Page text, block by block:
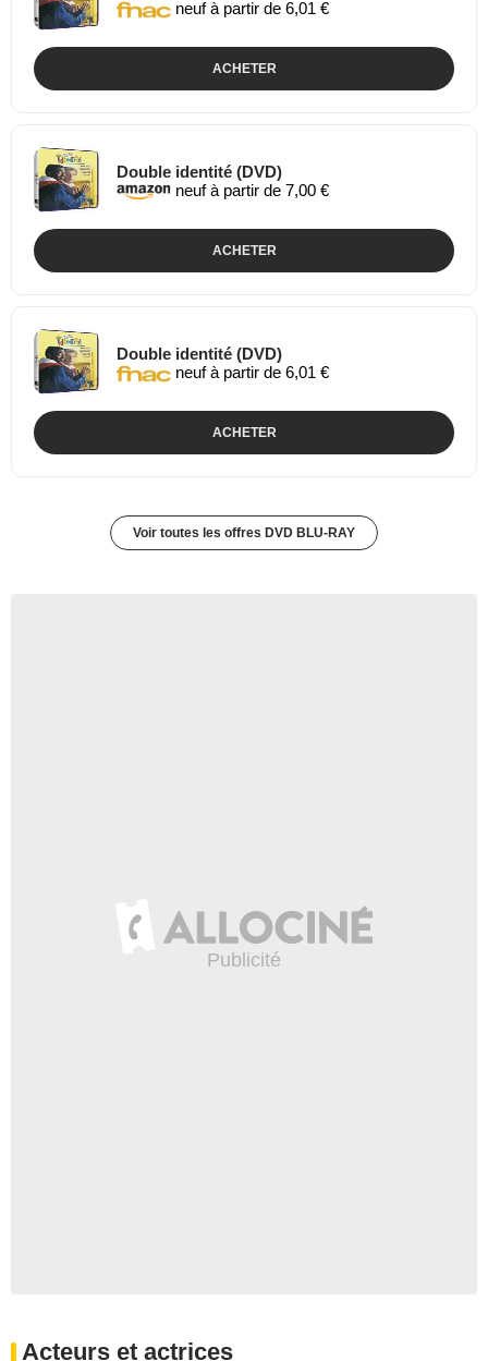
neuf à partir de 6,01 €
ACHETER
Double identité (DVD)
neuf à partir de 7,00 €
ACHETER
Double identité (DVD)
neuf à partir de 6,01 €
ACHETER
Voir toutes les offres DVD BLU-RAY
Acteurs et actrices